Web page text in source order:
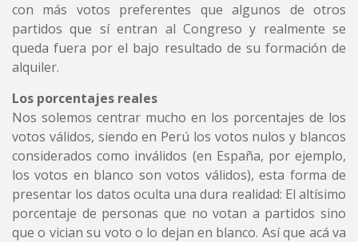
con más votos preferentes que algunos de otros
partidos que sí entran al Congreso y realmente se
queda fuera por el bajo resultado de su formación de
alquiler.
Los porcentajes reales
Nos solemos centrar mucho en los porcentajes de los
votos válidos, siendo en Perú los votos nulos y blancos
considerados como inválidos (en España, por ejemplo,
los votos en blanco son votos válidos), esta forma de
presentar los datos oculta una dura realidad: El altísimo
porcentaje de personas que no votan a partidos sino
que o vician su voto o lo dejan en blanco. Así que acá va